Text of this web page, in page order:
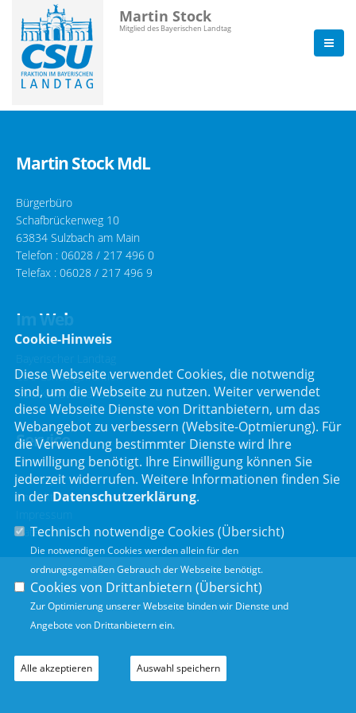
Martin Stock
Mitglied des Bayerischen Landtag
Martin Stock MdL
Bürgerbüro
Schafbrückenweg 10
63834 Sulzbach am Main
Telefon : 06028 / 217 496 0
Telefax : 06028 / 217 496 9
Im Web
CSU Landtagsfraktion
CSU Kreisverband Miltenberg
Service
Sitemap
Kontakt
Impressum
Datenschutz
Cookie-Hinweis
Diese Webseite verwendet Cookies, die notwendig
sind, um die Webseite zu nutzen. Weiter verwendet
diese Webseite Dienste von Drittanbietern, um das
Webangebot zu verbessern (Website-Optmierung). Für
die Verwendung bestimmter Dienste wird Ihre
Einwilligung benötigt. Ihre Einwilligung können Sie
jederzeit widerrufen. Weitere Informationen finden Sie
in der Datenschutzerklärung.
Technisch notwendige Cookies (Übersicht)
Die notwendigen Cookies werden allein für den
ordnungsgemäßen Gebrauch der Webseite benötigt.
Cookies von Drittanbietern (Übersicht)
Zur Optimierung unserer Webseite binden wir Dienste und
Angebote von Drittanbietern ein.
Alle akzeptieren Auswahl speichern